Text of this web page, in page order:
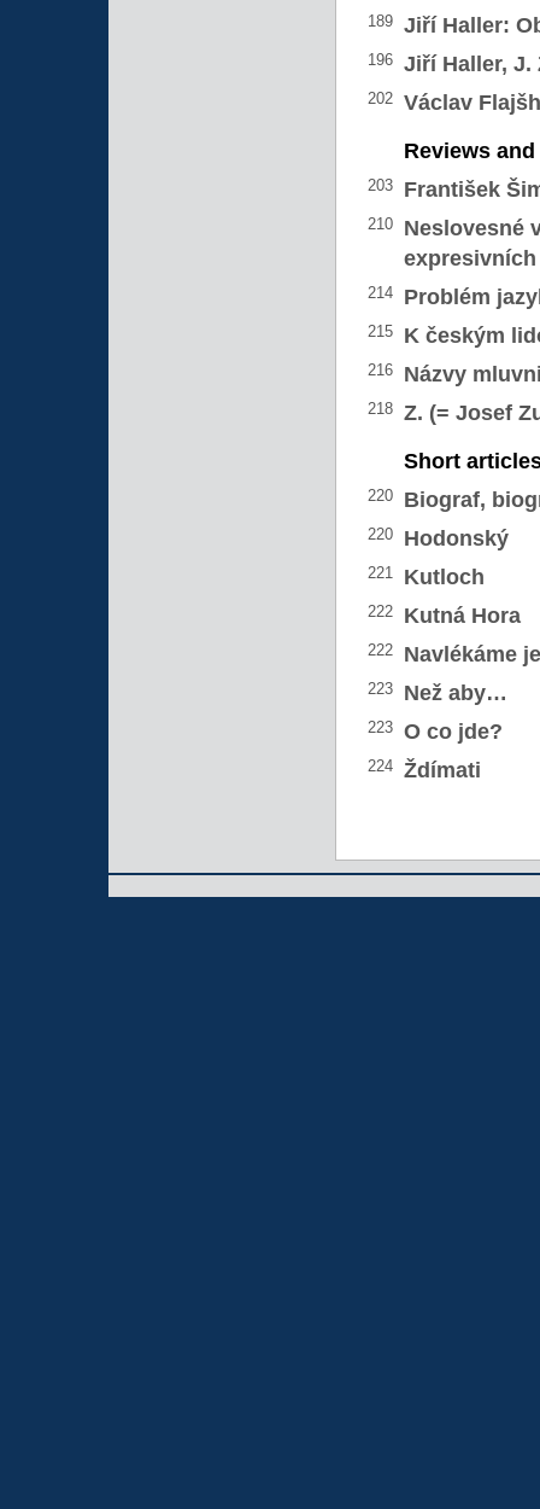
189 Jiří Haller:
196 Jiří Haller, J.
202
Václav
Reviews
203 František
210
Neslovesné
expresivních
214 Problém
215 K českým
216 Názvy
218
Z. (= Josef
Short
220 Biograf,
220 Hodonský
221 Kutloch
222 Kutná Hora
222 Navlékáme
223 Než aby…
223 O co jde?
224 Ždímati